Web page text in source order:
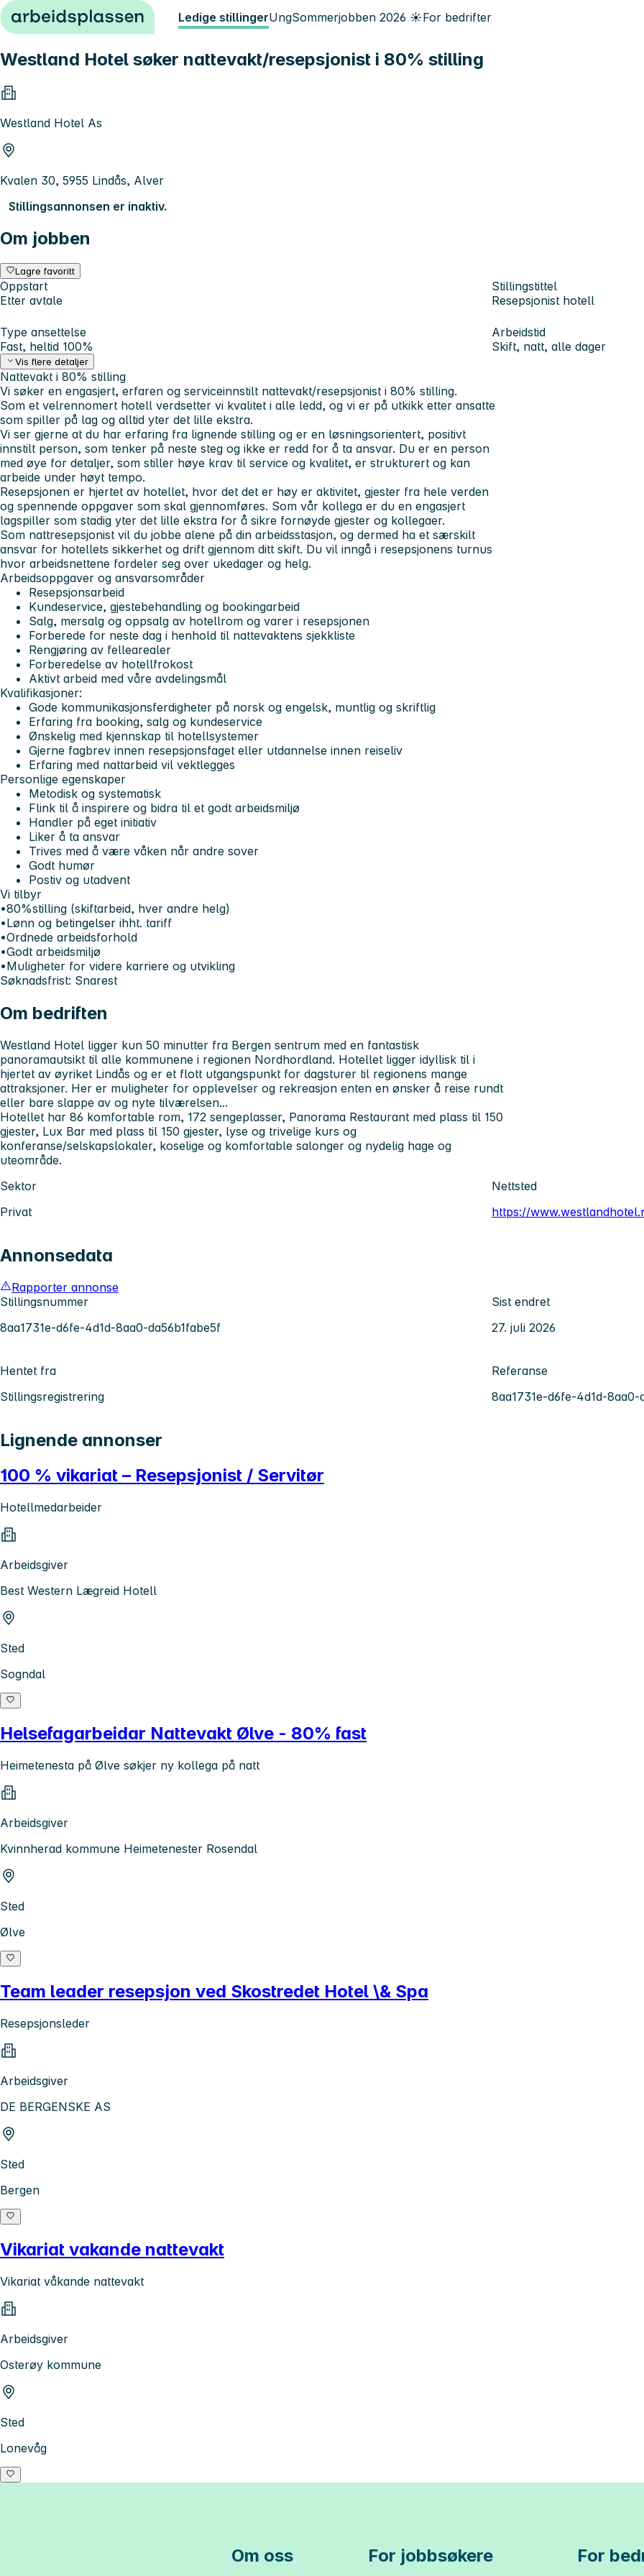
Hopp til innhold Ledige stillingerUngSommerjobben 2026 ☀️For bedrifter
Westland Hotel søker nattevakt/resepsjonist i 80% stilling
Westland Hotel As
Kvalen 30, 5955 Lindås, Alver
Stillingsannonsen er inaktiv.
Om jobben
Lagre favoritt
Oppstart
Etter avtale
Stillingstittel
Resepsjonist hotell
Type ansettelse
Fast, heltid 100%
Arbeidstid
Skift, natt, alle dager
Vis flere detaljer
Nattevakt i 80% stilling
Vi søker en engasjert, erfaren og serviceinnstilt nattevakt/resepsjonist i 80% stilling.
Som et velrennomert hotell verdsetter vi kvalitet i alle ledd, og vi er på utkikk etter ansatte
som spiller på lag og alltid yter det lille ekstra.
Vi ser gjerne at du har erfaring fra lignende stilling og er en løsningsorientert, positivt
innstilt person, som tenker på neste steg og ikke er redd for å ta ansvar. Du er en person
med øye for detaljer, som stiller høye krav til service og kvalitet, er strukturert og kan
arbeide under høyt tempo.
Resepsjonen er hjertet av hotellet, hvor det det er høy er aktivitet, gjester fra hele verden
og spennende oppgaver som skal gjennomføres. Som vår kollega er du en engasjert
lagspiller som stadig yter det lille ekstra for å sikre fornøyde gjester og kollegaer.
Som nattresepsjonist vil du jobbe alene på din arbeidsstasjon, og dermed ha et særskilt
ansvar for hotellets sikkerhet og drift gjennom ditt skift. Du vil inngå i resepsjonens turnus
hvor arbeidsnettene fordeler seg over ukedager og helg.
Arbeidsoppgaver og ansvarsområder
Resepsjonsarbeid
Kundeservice, gjestebehandling og bookingarbeid
Salg, mersalg og oppsalg av hotellrom og varer i resepsjonen
Forberede for neste dag i henhold til nattevaktens sjekkliste
Rengjøring av fellearealer
Forberedelse av hotellfrokost
Aktivt arbeid med våre avdelingsmål
Kvalifikasjoner:
Gode kommunikasjonsferdigheter på norsk og engelsk, muntlig og skriftlig
Erfaring fra booking, salg og kundeservice
Ønskelig med kjennskap til hotellsystemer
Gjerne fagbrev innen resepsjonsfaget eller utdannelse innen reiseliv
Erfaring med nattarbeid vil vektlegges
Personlige egenskaper
Metodisk og systematisk
Flink til å inspirere og bidra til et godt arbeidsmiljø
Handler på eget initiativ
Liker å ta ansvar
Trives med å være våken når andre sover
Godt humør
Postiv og utadvent
Vi tilbyr
•80%stilling (skiftarbeid, hver andre helg)
•Lønn og betingelser ihht. tariff
•Ordnede arbeidsforhold
•Godt arbeidsmiljø
•Muligheter for videre karriere og utvikling
Søknadsfrist: Snarest
Om bedriften
Westland Hotel ligger kun 50 minutter fra Bergen sentrum med en fantastisk
panoramautsikt til alle kommunene i regionen Nordhordland. Hotellet ligger idyllisk til i
hjertet av øyriket Lindås og er et flott utgangspunkt for dagsturer til regionens mange
attraksjoner. Her er muligheter for opplevelser og rekreasjon enten en ønsker å reise rundt
eller bare slappe av og nyte tilværelsen...
Hotellet har 86 komfortable rom, 172 sengeplasser, Panorama Restaurant med plass til 150
gjester, Lux Bar med plass til 150 gjester, lyse og trivelige kurs og
konferanse/selskapslokaler, koselige og komfortable salonger og nydelig hage og
uteområde.
Sektor
Privat
Nettsted
https://
Annonsedata
Rapporter annonse
Stillingsnummer
8aa1731e-d6fe-4d1d-8aa0-da56b1fabe5f
Sist endret
27. juli 2026
Hentet fra
Stillingsregistrering
Referanse
8aa1731e-d6fe-4d1d-8aa0-
Lignende annonser
100 % vikariat – Resepsjonist / Servitør
Hotellmedarbeider
Arbeidsgiver
Best Western Lægreid Hotell
Sted
Sogndal
Helsefagarbeidar Nattevakt Ølve - 80% fast
Heimetenesta på Ølve søkjer ny kollega på natt
Arbeidsgiver
Kvinnherad kommune Heimetenester Rosendal
Sted
Ølve
Team leader resepsjon ved Skostredet Hotel \& Spa
Resepsjonsleder
Arbeidsgiver
DE BERGENSKE AS
Sted
Bergen
Vikariat vakande nattevakt
Vikariat våkande nattevakt
Arbeidsgiver
Osterøy kommune
Sted
Lonevåg
Om oss For jobbsøkere For